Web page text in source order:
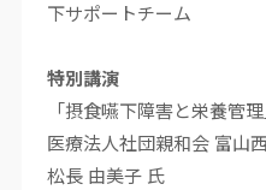
下サポートチーム
特別講演
「摂食嚥下障害と栄養管理
医療法人社団親和会 富山
松長 由美子 氏